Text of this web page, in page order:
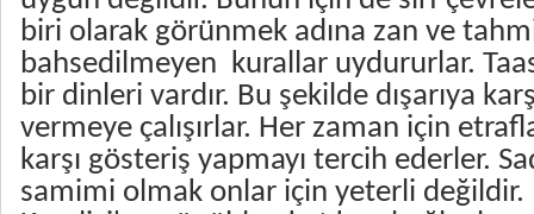
biri olarak görünmek adına zan ve
bahsedilmeyen kurallar uydururlar.
bir dinleri vardır. Bu şekilde dışarıya
vermeye çalışırlar. Her zaman için
karşı gösteriş yapmayı tercih ederler.
samimi olmak onlar için yeterli